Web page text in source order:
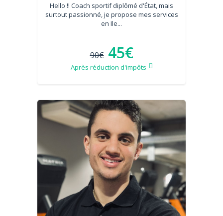
Hello !! Coach sportif diplômé d'État, mais
surtout passionné, je propose mes services
en Ile...
90€ 45€
Après réduction d'impôts